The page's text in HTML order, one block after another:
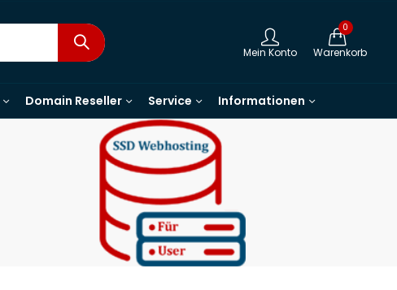
Mein Konto
0
Warenkorb
Domain Reseller Service Informationen